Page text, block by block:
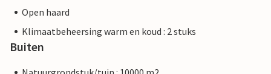
Open haard
Klimaatbeheersing warm en koud : 2 stuks
Buiten